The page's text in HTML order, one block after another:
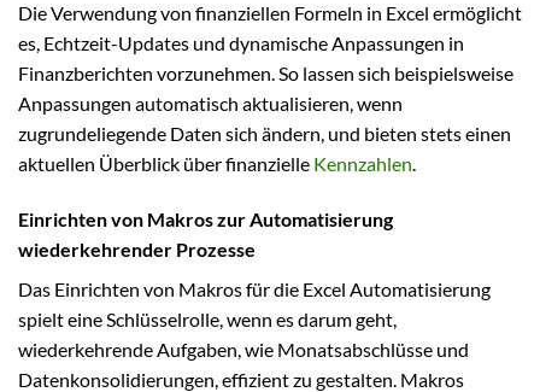
Die Verwendung von finanziellen Formeln in Excel ermöglicht
es, Echtzeit-Updates und dynamische Anpassungen in
Finanzberichten vorzunehmen. So lassen sich beispielsweise
Anpassungen automatisch aktualisieren, wenn
zugrundeliegende Daten sich ändern, und bieten stets einen
aktuellen Überblick über finanzielle Kennzahlen.
Einrichten von Makros zur Automatisierung
wiederkehrender Prozesse
Das Einrichten von Makros für die Excel Automatisierung
spielt eine Schlüsselrolle, wenn es darum geht,
wiederkehrende Aufgaben, wie Monatsabschlüsse und
Datenkonsolidierungen, effizient zu gestalten. Makros